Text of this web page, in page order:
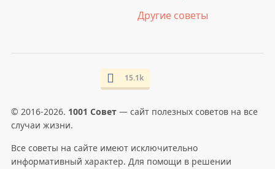
Другие советы
15.1k
© 2016-2026. 1001 Совет— сайт полезных советов на все
случаи жизни.
Все советы на сайте имеют исключительно
информативный характер. Для помощи в решении